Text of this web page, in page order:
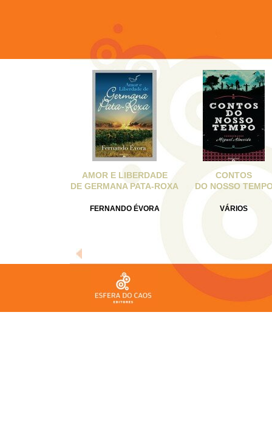
AMOR E LIBERDADE
DE GERMANA PATA-ROXA
FERNANDO ÉVORA
CONTOS
DO NOSSO
VÁRIOS